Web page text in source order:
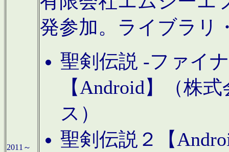
2011～
発参加。ライブラリ
聖剣伝説 -ファイ
【Android】（株
ス）
聖剣伝説２【